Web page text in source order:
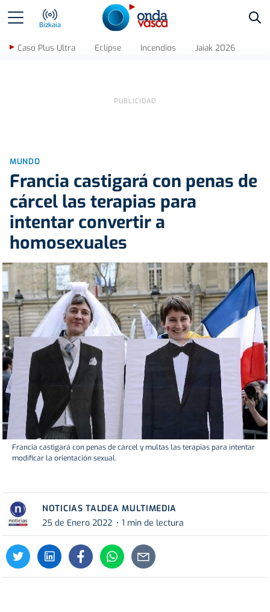
Bizkaia
Caso Plus Ultra Eclipse Incendios Jaiak 2026
MUNDO
Francia castigará con penas de
cárcel las terapias para
intentar convertir a
homosexuales
Francia castigará con penas de cárcel y multas las terapias para intentar
modificar la orientación sexual.
NOTICIAS TALDEA MULTIMEDIA
25 de Enero 2022
1 min de lectura